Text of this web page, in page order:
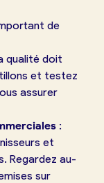
de
qualité doit
et testez
assurer
:
et
Regardez au-
sur